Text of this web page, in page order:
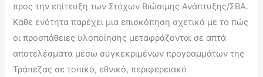
Στόχων
Βιώσιμης
Ανάπτυξης»
προς την επίτευξη των Στόχων Βιώσιμης Ανάπτυξης/ΣΒΑ.
Κάθε ενότητα παρέχει μια επισκόπηση σχετικά με το πώς
οι προσπάθειες υλοποίησης μεταφράζονται σε απτά
αποτελέσματα μέσω συγκεκριμένων προγραμμάτων της
Τράπεζας σε τοπικό, εθνικό, περιφερειακό